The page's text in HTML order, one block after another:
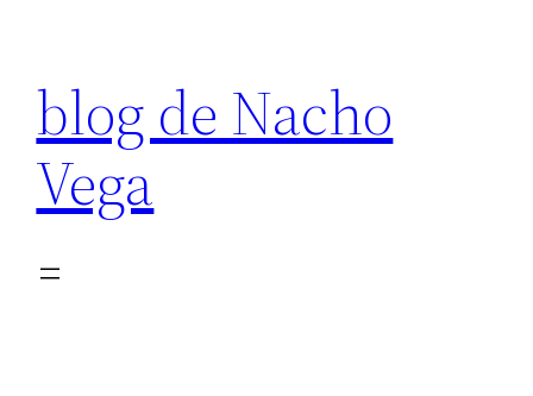
contenido
blog de Nacho
Vega